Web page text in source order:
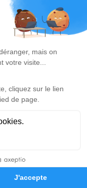
Hommages
dédié à
BATISTA.
estdisponible
hommage